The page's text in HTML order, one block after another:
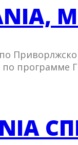
по программе